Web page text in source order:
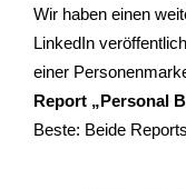
Wir haben einen
LinkedIn
einer
Report „Personal
Beste: Beide